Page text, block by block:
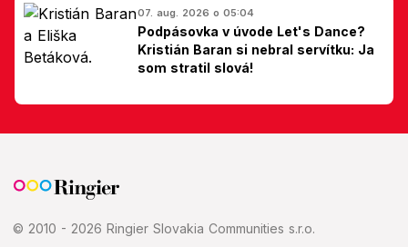
07. aug. 2026 o 05:04
Podpásovka v úvode Let's Dance?
Kristián Baran si nebral servítku: Ja
som stratil slová!
© 2010 - 2026 Ringier Slovakia Communities s.r.o.